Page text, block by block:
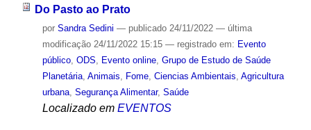
Do Pasto ao Prato
por Sandra Sedini — publicado24/11/2022 — última
modificação24/11/2022 15:15 — registrado em: Evento
público, ODS Evento online, Grupo de Estudo de Saúde
Planetária, Animais Fome, Ciencias Ambientais Agricultura
urbana, Segurança Alimentar, Saúde
Localizado em EVENTOS